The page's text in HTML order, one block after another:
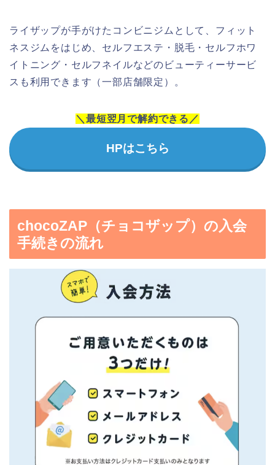
ライザップが手がけたコンビニジムとして、フィット
ネスジムをはじめ、セルフエステ・脱毛・セルフホワ
イトニング・セルフネイルなどのビューティーサービ
スも利用できます（一部店舗限定）。
＼最短翌月で解約できる／
HPはこちら
chocoZAP（チョコザップ）の入会
手続きの流れ